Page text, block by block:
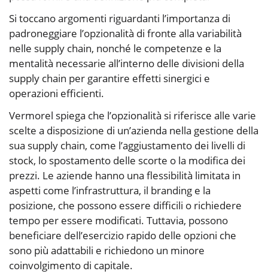
Si toccano argomenti riguardanti l’importanza di
padroneggiare l’opzionalità di fronte alla variabilità
nelle supply chain, nonché le competenze e la
mentalità necessarie all’interno delle divisioni della
supply chain per garantire effetti sinergici e
operazioni efficienti.
Vermorel spiega che l’opzionalità si riferisce alle varie
scelte a disposizione di un’azienda nella gestione della
sua supply chain, come l’aggiustamento dei livelli di
stock, lo spostamento delle scorte o la modifica dei
prezzi. Le aziende hanno una flessibilità limitata in
aspetti come l’infrastruttura, il branding e la
posizione, che possono essere difficili o richiedere
tempo per essere modificati. Tuttavia, possono
beneficiare dell’esercizio rapido delle opzioni che
sono più adattabili e richiedono un minore
coinvolgimento di capitale.